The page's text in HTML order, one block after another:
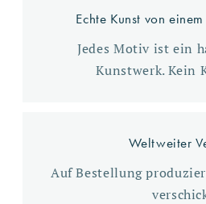
Echte Kunst von
Jedes Motiv ist ein
Kunstwerk. Kein
Weltweiter
Auf Bestellung